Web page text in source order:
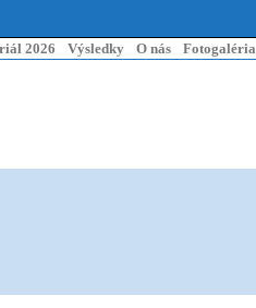
2026 Výsledky O nás Fotogaléria